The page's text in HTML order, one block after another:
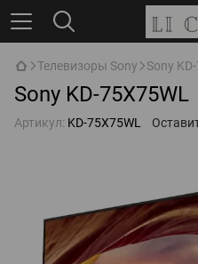
Телевизоры Sony Sony
Sony KD-75X75WL
Артикул: KD-75X75WL